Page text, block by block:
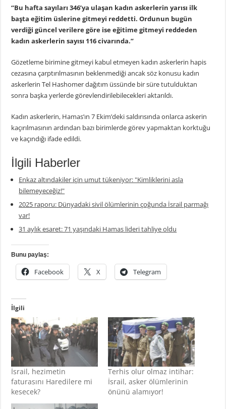
“Bu hafta sayıları 346’ya ulaşan kadın askerlerin yarısı ilk
başta eğitim üslerine gitmeyi reddetti. Ordunun bugün
verdiği güncel verilere göre ise eğitime gitmeyi reddeden
kadın askerlerin sayısı 116 civarında.”
Gözetleme birimine gitmeyi kabul etmeyen kadın askerlerin hapis
cezasına çarptırılmasının beklenmediği ancak söz konusu kadın
askerlerin Tel Hashomer dağıtım üssünde bir süre tutulduktan
sonra başka yerlerde görevlendirilebilecekleri aktarıldı.
Kadın askerlerin, Hamas’ın 7 Ekim’deki saldırısında onlarca askerin
kaçırılmasının ardından bazı birimlerde görev yapmaktan korktuğu
ve kaçındığı ifade edildi.
İlgili Haberler
Enkaz altındakiler için umut tükeniyor: "Kimliklerini asla
bilemeyeceğiz!"
2025 raporu: Dünyadaki sivil ölümlerinin çoğunda İsrail parmağı
var!
31 aylık esaret: 71 yaşındaki Hamas lideri tahliye oldu
Bunu paylaş:
Facebook X Telegram
İlgili
İsrail, hezimetin
faturasını Haredilere mi
kesecek?
Terhis olur olmaz intihar:
İsrail, asker ölümlerinin
önünü alamıyor!